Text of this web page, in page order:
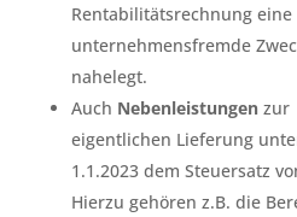
Rentabilitätsrechnung
unternehmensfremde
nahelegt.
Auch Nebenleistungenzur
eigentlichen Lieferung
1.1.2023 dem Steuersatz
Hierzu gehören z.B. die